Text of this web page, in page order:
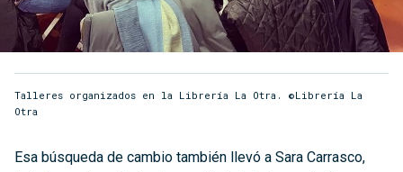
Talleres organizados en la Librería La Otra. ©Librería La
Otra
Esa búsqueda de cambio también llevó a Sara Carrasco,